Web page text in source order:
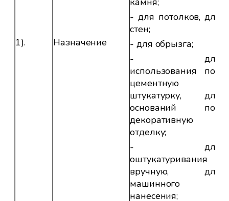
1). Назначение
- для потолков, для
стен;
- для обрызга;
- для
использования под
цементную
штукатурку, для
оснований под
декоративную
отделку;
- для
оштукатуривания
вручную, для
машинного
нанесения;